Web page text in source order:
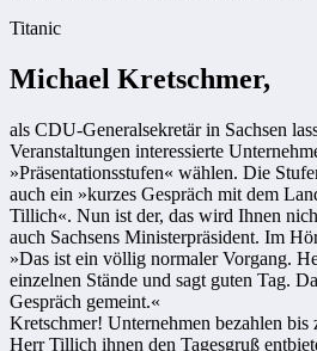
Titanic
Michael Kretschmer,
als CDU-Generalsekretär in Sachsen
Veranstaltungen interessierte
»Präsentationsstufen« wählen. Die
auch ein »kurzes Gespräch mit dem
Tillich«. Nun ist der, das wird Ihnen
auch Sachsens Ministerpräsident. Im
»Das ist ein völlig normaler Vorgang.
einzelnen Stände und sagt guten Tag.
Gespräch gemeint.«
Kretschmer! Unternehmen bezahlen bis
Herr Tillich ihnen den Tagesgruß